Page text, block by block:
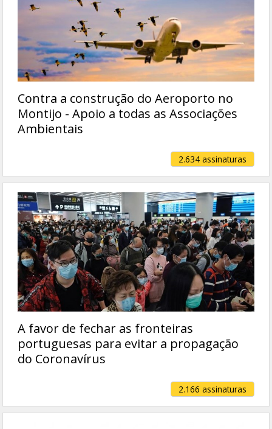
Contra a construção do Aeroporto no
Montijo - Apoio a todas as Associações
Ambientais
2.634 assinaturas
A favor de fechar as fronteiras
portuguesas para evitar a propagação
do Coronavírus
2.166 assinaturas